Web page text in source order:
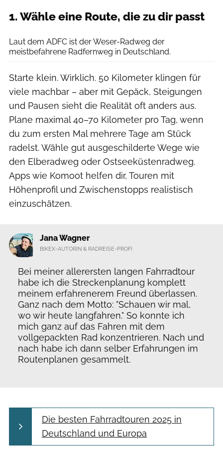
1. Wähle eine Route, die zu dir passt
Westend61 via Getty Images
Laut dem ADFC ist der Weser-Radweg der
meistbefahrene Radfernweg in Deutschland.
Starte klein. Wirklich. 50 Kilometer klingen für
viele machbar – aber mit Gepäck, Steigungen
und Pausen sieht die Realität oft anders aus.
Plane maximal 40–70 Kilometer pro Tag, wenn
du zum ersten Mal mehrere Tage am Stück
radelst. Wähle gut ausgeschilderte Wege wie
den Elberadweg oder Ostseeküstenradweg.
Apps wie Komoot helfen dir, Touren mit
Höhenprofil und Zwischenstopps realistisch
einzuschätzen.
Jana Wagner
BIKEX-AUTORIN & RADREISE-PROFI
Bei meiner allerersten langen Fahrradtour
habe ich die Streckenplanung komplett
meinem erfahrenerem Freund überlassen.
Ganz nach dem Motto: "Schauen wir mal,
wo wir heute langfahren." So konnte ich
mich ganz auf das Fahren mit dem
vollgepackten Rad konzentrieren. Nach und
nach habe ich dann selber Erfahrungen im
Routenplanen gesammelt.
Die besten Fahrradtouren 2025 in
Deutschland und Europa